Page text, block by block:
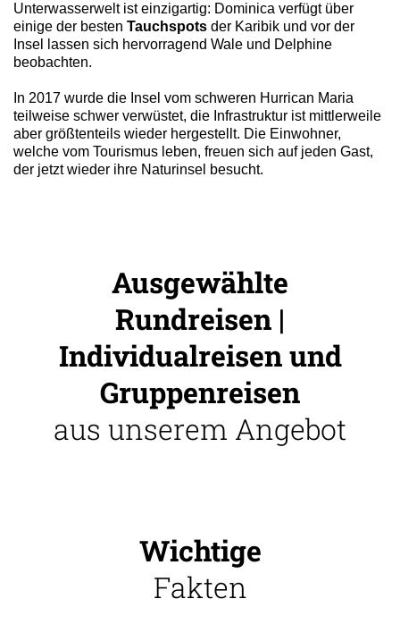
Unterwasserwelt ist einzigartig: Dominica verfügt über
einige der besten Tauchspots der Karibik und vor der
Insel lassen sich hervorragend Wale und Delphine
beobachten.
In 2017 wurde die Insel vom schweren Hurrican Maria
teilweise schwer verwüstet, die Infrastruktur ist mittlerweile
aber größtenteils wieder hergestellt. Die Einwohner,
welche vom Tourismus leben, freuen sich auf jeden Gast,
der jetzt wieder ihre Naturinsel besucht.
Ausgewählte
Rundreisen |
Individualreisen und
Gruppenreisen
aus unserem Angebot
Wichtige
Fakten